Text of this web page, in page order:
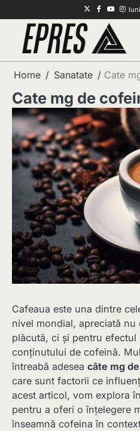
to
content
TwitterFacebook
Youtube
Home Sanatate Cate
Cate mg de
Cafeaua este una dintre
nivel mondial, apreciată nu
plăcută, ci și pentru efectul
conținutului de cofeină.
întreabă adesea câte mg
care sunt factorii ce
acest articol, vom explora
pentru a oferi o înțelegere
înseamnă cofeina în